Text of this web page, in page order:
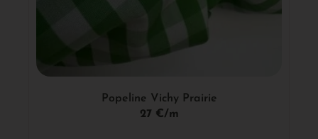
Popeline Vichy Prairie
27 €/m